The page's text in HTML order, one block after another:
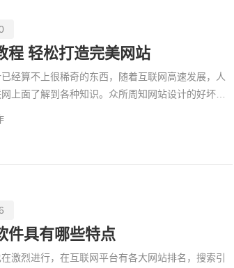
程 轻松打造完美网站
经算不上很稀奇的东西，随着互联网高速发展，人
上面了解到各种知识。众所周知网站设计的好坏，
件具有哪些特点
激烈进行，在互联网平台有各大网站排名，搜索引